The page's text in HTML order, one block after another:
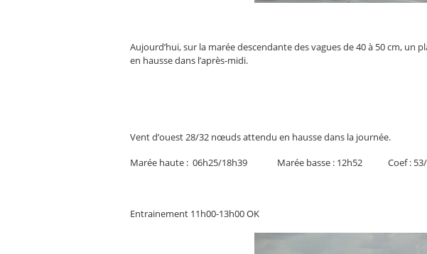
Aujourd’hui, sur la marée descendante des vagues de 40 à 50 cm, un
en hausse dans l’après-midi.
Vent d’ouest 28/32 nœuds attendu en hausse dans la journée.
Marée haute : 06h25/18h39 Marée basse : 12h52 Coef : 53/
Entrainement 11h00-13h00 OK